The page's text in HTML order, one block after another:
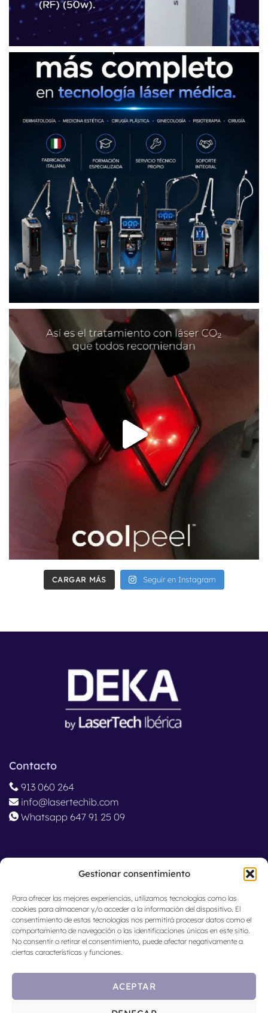
Gestionar consentimiento
Para ofrecer las mejores experiencias, utilizamos tecnologías como las
cookies para almacenar y/o acceder a la información del dispositivo. El
consentimiento de estas tecnologías nos permitirá procesar datos como el
comportamiento de navegación o las identificaciones únicas en este sitio.
No consentir o retirar el consentimiento, puede afectar negativamente a
ciertas características y funciones.
ACEPTAR
CARGAR MÁS Seguir en Instagram
Contacto
913 060 264
info@lasertechib.com
Whatsapp 647 91 25 09
© 2024 Lasertech Iberia.Aviso legal·Política de
tificados de Calidad: